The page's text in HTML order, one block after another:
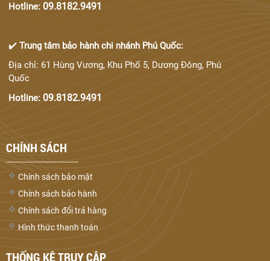
Hotline: 09.8182.9491
✔️Trung tâm bảo hành chi nhánh Phú Quốc:
Địa chỉ: 61 Hùng Vương, Khu Phố 5, Dương Đông, Phú
Quốc
Hotline: 09.8182.9491
CHÍNH SÁCH
Chính sách bảo mật
Chính sách bảo hành
Chính sách đổi trả hàng
Hình thức thanh toán
THỐNG KÊ TRUY CẬP